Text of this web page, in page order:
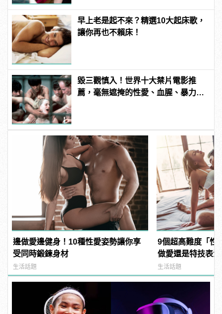
早上老是起不來？精選10大起床歌，
讓你再也不賴床！
毀三觀慎入！世界十大禁片電影推
薦，毫無遮掩的性愛、血腥、暴力、
邊做愛邊健身！10種性愛姿勢讓你享
受同時鍛鍊身材
生活話題
9個超高難度「性
做愛還是特技表
樣變型男
生活話題